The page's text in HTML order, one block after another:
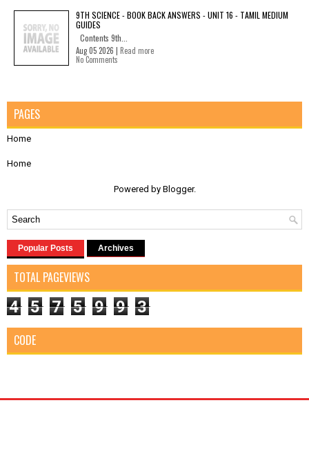
9TH SCIENCE - BOOK BACK ANSWERS - UNIT 16 - TAMIL MEDIUM
GUIDES
Contents 9th...
Aug 05 2026 | Read more
No Comments
PAGES
Home
Home
Powered by Blogger.
Popular Posts Archives
TOTAL PAGEVIEWS
4 5 7 5 9 9 3
CODE